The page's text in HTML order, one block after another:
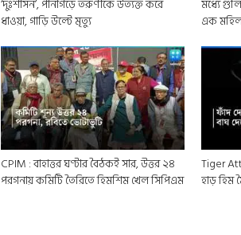
‘দুঃশাসন’, পানাগড়ে তরুণীকে উত্যক্ত করে
ধাওয়া, গাড়ি উল্টে মৃত্যু
মধ্যে
এক
CPIM : বাহাত্তর ঘণ্টার বৈঠকই সার, উত্তর ২৪
পরগনায় কমিটি তৈরিতে হিমশিম খেল সিপিএম
Tiger
হাড় হিম